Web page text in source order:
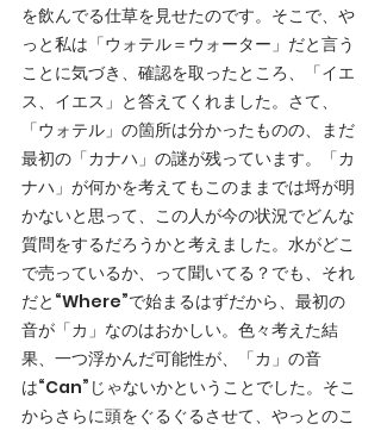
を飲んでる仕草を見せたのです。そこで、や
っと私は「ウォテル＝ウォーター」だと言う
ことに気づき、確認を取ったところ、「イエ
ス、イエス」と答えてくれました。さて、
「ウォテル」の箇所は分かったものの、まだ
最初の「カナハ」の謎が残っています。「カ
ナハ」が何かを考えてもこのままでは埒が明
かないと思って、この人が今の状況でどんな
質問をするだろうかと考えました。水がどこ
で売っているか、って聞いてる？でも、それ
だと“Where”で始まるはずだから、最初の
音が「カ」なのはおかしい。色々考えた結
果、一つ浮かんだ可能性が、「カ」の音
は“Can”じゃないかということでした。そこ
からさらに頭をぐるぐるさせて、やっとのこ